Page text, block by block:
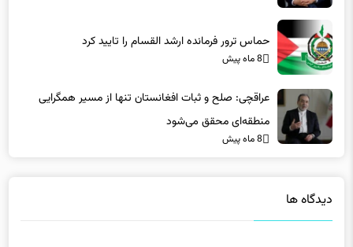
حماس ترور فرمانده ارشد القسام را تایید کرد
8 ماه پیش
عراقچی: صلح و ثبات افغانستان تنها از مسیر همگرایی
منطقه‌ای محقق می‌شود
8 ماه پیش
دیدگاه ها